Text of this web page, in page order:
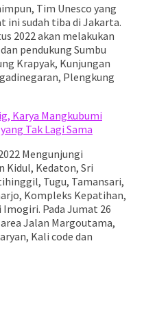
Tim Unesco yang
ini sudah tiba di Jakarta.
2022 akan melakukan
pendukung Sumbu
Krapyak, Kunjungan
Plengkung
Karya Mangkubumi
Tak Lagi Sama
Mengunjungi
Kidul, Kedaton, Sri
Tugu, Tamansari,
Kompleks Kepatihan,
Pada Jumat 26
Jalan Margoutama,
Kali code dan